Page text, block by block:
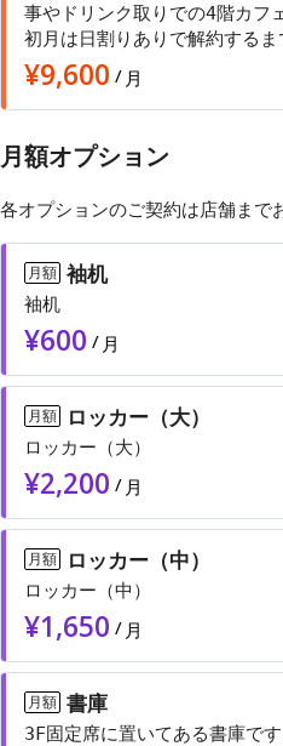
事やドリンク取りでの4階カ
初月は日割りありで解約するま
¥9,600 / 月
月額オプション
各オプションのご契約は店舗まで
月額 袖机
袖机
¥600 / 月
月額 ロッカー（大）
ロッカー（大）
¥2,200 / 月
月額 ロッカー（中）
ロッカー（中）
¥1,650 / 月
月額 書庫
3F固定席に置いてある書庫です